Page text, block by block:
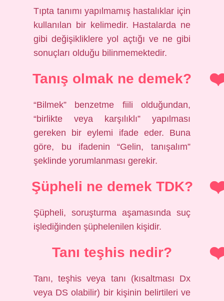
Tıpta tanımı yapılmamış hastalıklar için
kullanılan bir kelimedir. Hastalarda ne
gibi değişikliklere yol açtığı ve ne gibi
sonuçları olduğu bilinmemektedir.
Tanış olmak ne demek?
“Bilmek” benzetme fiili olduğundan,
“birlikte veya karşılıklı” yapılması
gereken bir eylemi ifade eder. Buna
göre, bu ifadenin “Gelin, tanışalım”
şeklinde yorumlanması gerekir.
Şüpheli ne demek TDK?
Şüpheli, soruşturma aşamasında suç
işlediğinden şüphelenilen kişidir.
Tanı teşhis nedir?
Tanı, teşhis veya tanı (kısaltması Dx
veya DS olabilir) bir kişinin belirtileri ve